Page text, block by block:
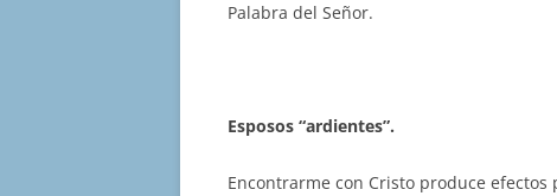
Palabra del Señor.
Esposos “ardientes”.
Encontrarme con Cristo produce